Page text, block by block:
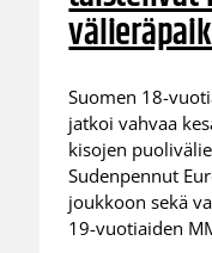
Suomen 18-
jatkoi vahvaa
kisojen
Sudenpennut
joukkoon sekä
19-vuotiaiden